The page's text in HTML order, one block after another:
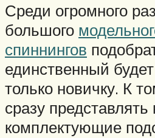
Среди огромного
большого
спиннингов
единственный
только новичку. К
сразу представлять
комплектующие